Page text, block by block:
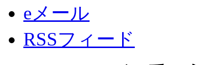
eメール
RSSフィード